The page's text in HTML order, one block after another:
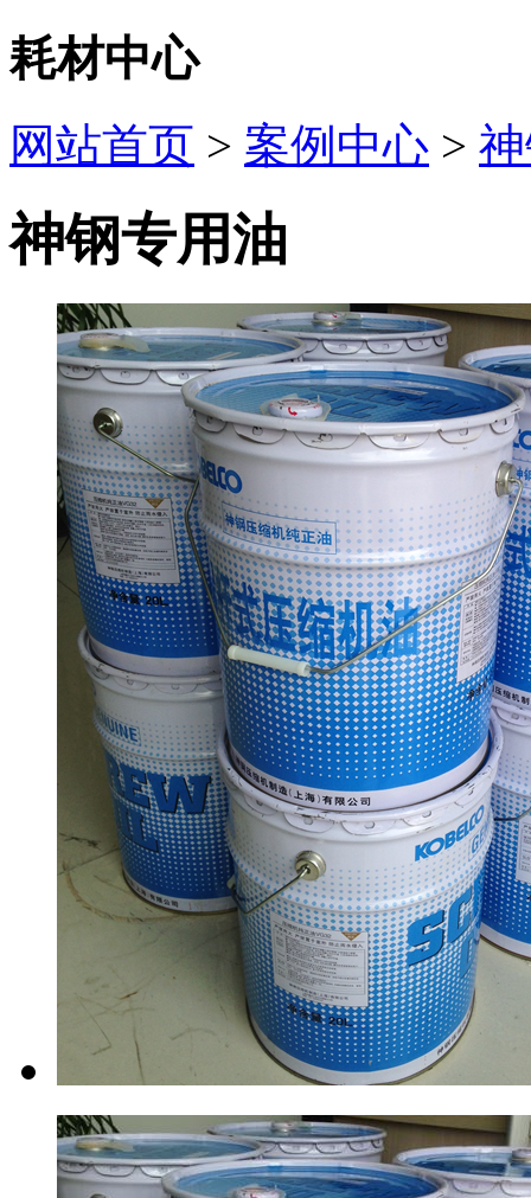
耗材中心
网站首页 > 案例中心 >
神钢专用油